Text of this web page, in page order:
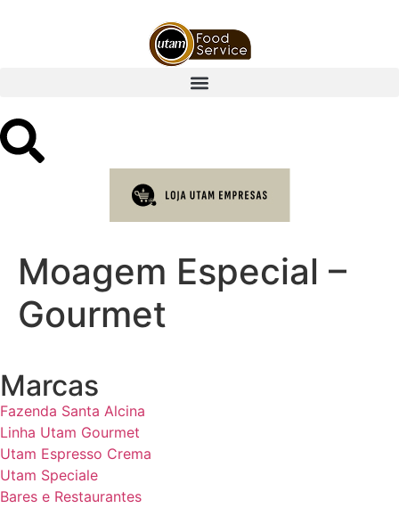
Moagem Especial –
Gourmet
Marcas
Fazenda Santa Alcina
Linha Utam Gourmet
Utam Espresso Crema
Utam Speciale
Bares e Restaurantes